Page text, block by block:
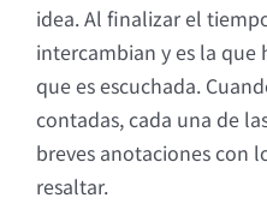
idea. Al finalizar el
intercambian y es la
que es escuchada.
contadas, cada una de
breves anotaciones con
resaltar.